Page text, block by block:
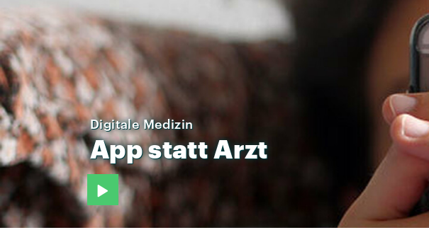
Digitale Medizin
AppstattArzt